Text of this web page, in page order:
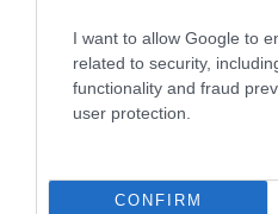
I want to allow Google to
related to security,
functionality and fraud
user protection.
CONFIRM
bandát.